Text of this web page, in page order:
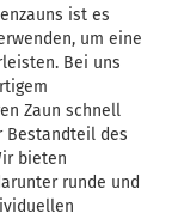
ist es
um eine
Bei uns
Zaun schnell
Bestandteil des
bieten
runde und